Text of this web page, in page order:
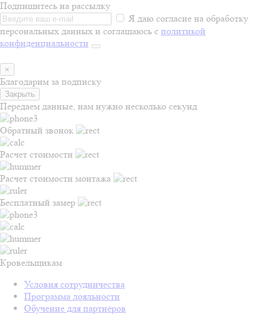
Подпишитесь на рассылку
Я даю согласие на обработку
персональных данных и соглашаюсь с политикой
конфиденциальности
×
Благодарим за подписку
Закрыть
Передаем данные, нам нужно несколько секунд
Обратный звонок
Расчет стоимости
Расчет стоимости монтажа
Бесплатный замер
Кровельщикам
Условия сотрудничества
Программа лояльности
Обучение для партнёров